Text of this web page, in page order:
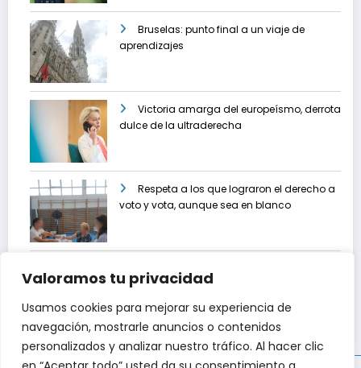
Valoramos tu privacidad
Usamos cookies para mejorar su experiencia de
navegación, mostrarle anuncios o contenidos
personalizados y analizar nuestro tráfico. Al hacer clic
Bruselas: punto final a un viaje de
aprendizajes
Victoria amarga del europeísmo, derrota
dulce de la ultraderecha
Respeta a los que lograron el derecho a
voto y vota, aunque sea en blanco
pero no votes enfadado»